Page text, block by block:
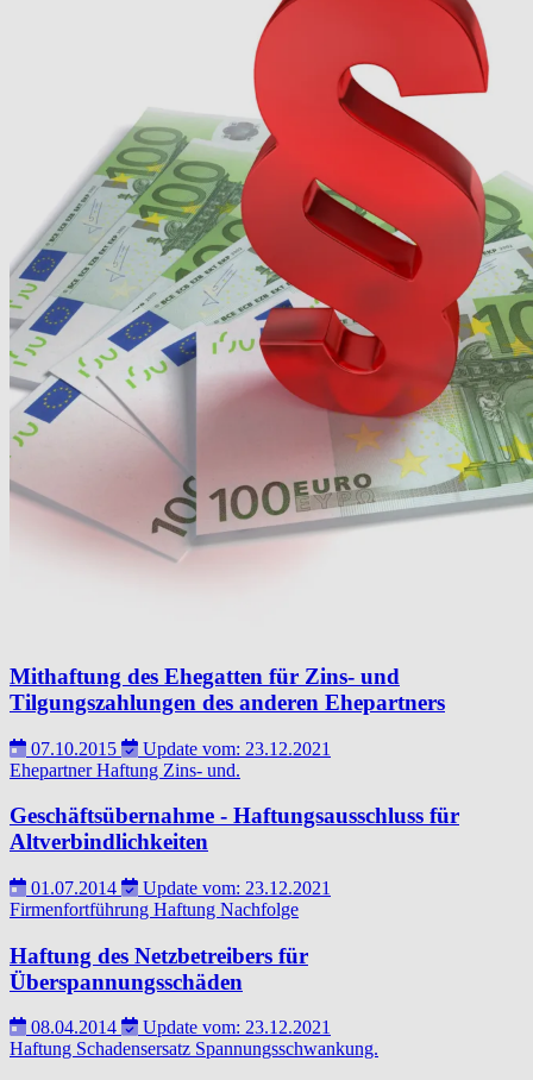
Mithaftung des Ehegatten für Zins- und
Tilgungszahlungen des anderen Ehepartners
07.10.2015
Update vom: 23.12.2021
EhepartnerHaftung Zins- und.
Geschäftsübernahme - Haftungsausschluss für
Altverbindlichkeiten
01.07.2014
Update vom: 23.12.2021
Firmenfortführung Haftung Nachfolge
Haftung des Netzbetreibers für
Überspannungsschäden
08.04.2014
Update vom: 23.12.2021
Haftung Schadensersatz Spannungsschwankung.